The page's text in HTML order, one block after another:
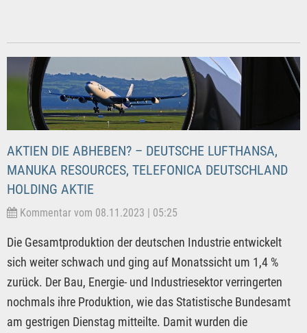
AKTIEN DIE ABHEBEN? – DEUTSCHE LUFTHANSA,
MANUKA RESOURCES, TELEFONICA DEUTSCHLAND
HOLDING AKTIE
Kommentar vom 08.11.2023 | 05:25
Die Gesamtproduktion der deutschen Industrie entwickelt
sich weiter schwach und ging auf Monatssicht um 1,4 %
zurück. Der Bau, Energie- und Industriesektor verringerten
nochmals ihre Produktion, wie das Statistische Bundesamt
am gestrigen Dienstag mitteilte. Damit wurden die